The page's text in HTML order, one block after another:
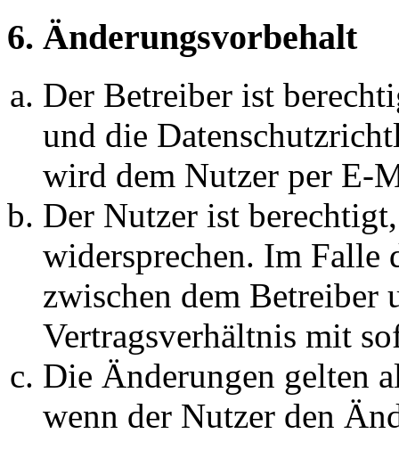
6. Änderungsvorbehalt
Der Betreiber ist
und die
wird dem Nutzer per E-
Der Nutzer ist
widersprechen. Im Falle
zwischen dem Betreiber
Vertragsverhältnis mit
Die Änderungen gelten
wenn der Nutzer den